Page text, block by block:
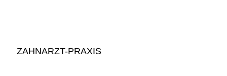
ZAHNARZT-PRAXIS